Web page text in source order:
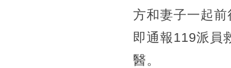
方和妻子一起
即通報119派員
醫。